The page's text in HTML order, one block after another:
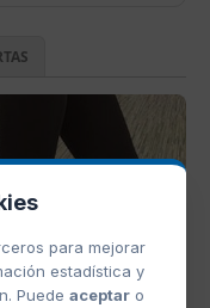
para mejorar
estadística y
Puede aceptar o